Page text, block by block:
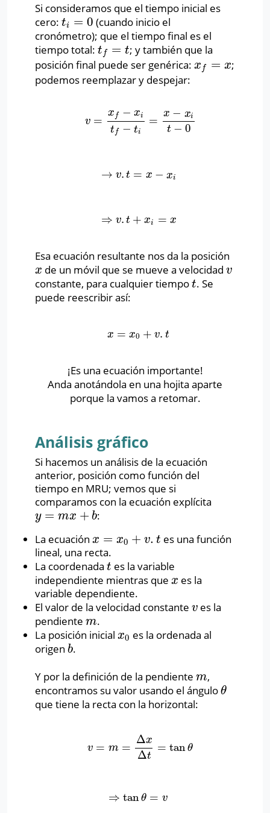
Si consideramos que el tiempo inicial es
cero: ti = 0
ti= 0
(cuando inicio el
cronómetro); que el tiempo final es el
tiempo total: t f = t
tf= t
; y también que la
posición final puede ser genérica: x f = x
xf= x
;
podemos reemplazar y despejar:
v =
x f − xi
tf − ti
=
x − xi
t − 0
v= xf−xitf−ti= x−x it−0
→ v. t = x − xi
→v. =x −x i
⇒ v. t + xi = x
⇒v.t +x i=x
Esa ecuación resultante nos da la posición
x
x de un móvil que se mueve a velocidadv
v
constante, para cualquier tiempo t
t. Se
puede reescribir así:
x = x0 + v. t
x= x0+ v.t
¡Es una ecuación importante!
Anda anotándola en una hojita aparte
porque la vamos a retomar.
Análisis gráfico
Si hacemos un análisis de la ecuación
anterior, posición como función del
tiempo en MRU; vemos que si
comparamos con la ecuación explícita
y = mx + b
y=m x+b
:
La ecuación x = x0 + v. t
x= x0 +v. t
es una función
lineal, una recta.
La coordenada t
t es la variable
independiente mientras que x
x es la
variable dependiente.
El valor de la velocidad constante v
v es la
pendiente m
m.
La posición inicial x0
x0 es la ordenada al
origen b
b.
Y por la definición de la pendiente m
m,
encontramos su valor usando el ángulo θ
θ
que tiene la recta con la horizontal:
v = m =
Δx
Δt
= tanθ
v =m =Δ xΔt=tanθ
⇒ tanθ = v
⇒tanθ= v